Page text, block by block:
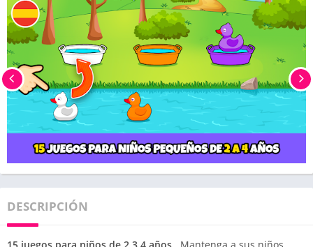
DESCRIPCIÓN